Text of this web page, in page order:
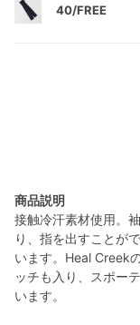
40/FREE
商品説明
接触冷汗素材使用。
り、指を出すことが
います。Heal Creek
ッチも入り、スポー
います。